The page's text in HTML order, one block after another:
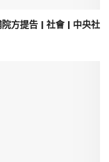
方提告 | 社會 | 中央社